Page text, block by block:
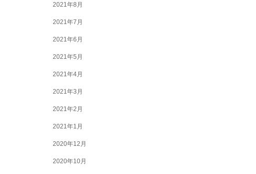
2021年8月
2021年7月
2021年6月
2021年5月
2021年4月
2021年3月
2021年2月
2021年1月
2020年12月
2020年10月